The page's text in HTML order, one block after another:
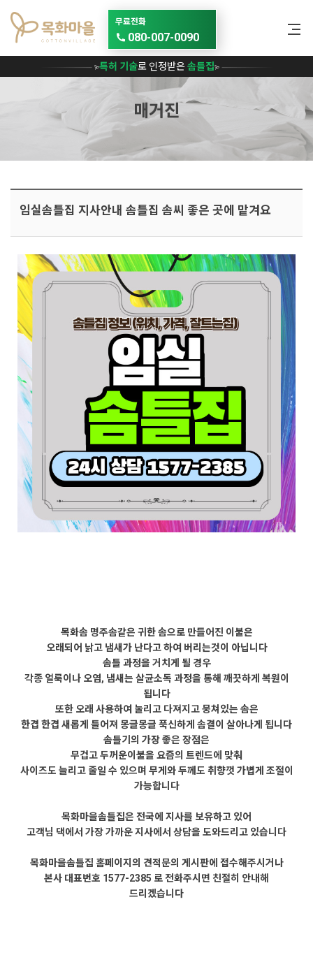
메뉴 건너뛰기
무료전화
080-007-0090
특허 기술로 인정받은솜틀집
매거진
임실솜틀집 지사안내 솜틀집 솜씨 좋은 곳에 맡겨요
목화솜 명주솜같은 귀한 솜으로 만들어진 이불은
오래되어 낡고 냄새가 난다고 하여 버리는것이 아닙니다
솜틀 과정을 거치게 될 경우
각종 얼룩이나 오염, 냄새는 살균소독 과정을 통해 깨끗하게 복원이
됩니다
또한 오래 사용하여 눌리고 다져지고 뭉쳐있는 솜은
한겹 한겹 새롭게 틀어져 몽글몽글 푹신하게 솜결이 살아나게 됩니다
솜틀기의 가장 좋은 장점은
무겁고 두꺼운이불을 요즘의 트렌드에 맞춰
사이즈도 늘리고 줄일 수 있으며 무게와 두께도 취향껏 가볍게 조절이
가능합니다
목화마을솜틀집은 전국에 지사를 보유하고 있어
고객님 댁에서 가장 가까운 지사에서 상담을 도와드리고 있습니다
목화마을솜틀집 홈페이지의 견적문의 게시판에 접수해주시거나
본사 대표번호 1577-2385 로 전화주시면 친절히 안내해
드리겠습니다